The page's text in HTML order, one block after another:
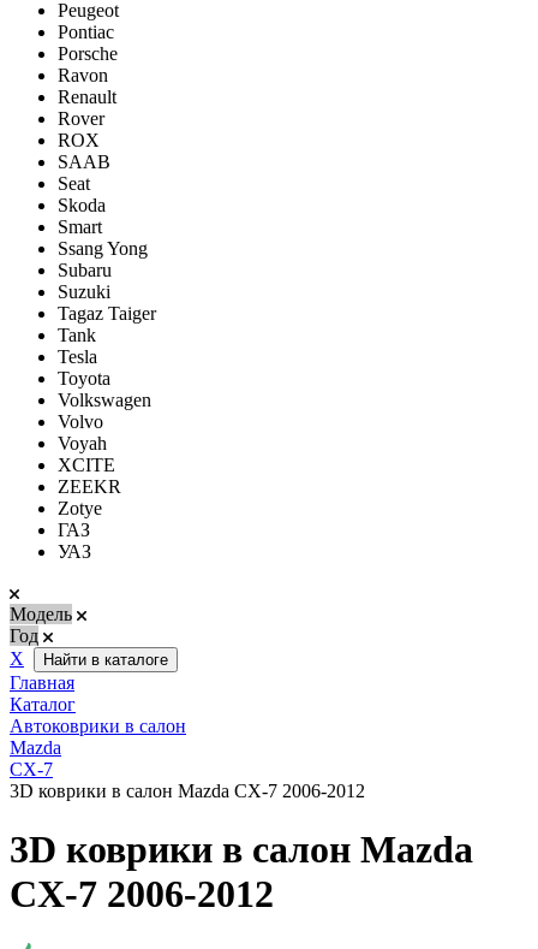
Peugeot
Pontiac
Porsсhe
Ravon
Renault
Rover
ROX
SAAB
Seat
Skoda
Smart
Ssang Yong
Subaru
Suzuki
Tagaz Taiger
Tank
Tesla
Toyota
Volkswagen
Volvo
Voyah
XCITE
ZEEKR
Zotye
ГАЗ
УАЗ
Модель
Год
Х
Найти в каталоге
Главная
Каталог
Автоковрики в салон
Mazda
CX-7
3D коврики в салон Mazda CX-7 2006-2012
3D коврики в салон Mazda
CX-7 2006-2012